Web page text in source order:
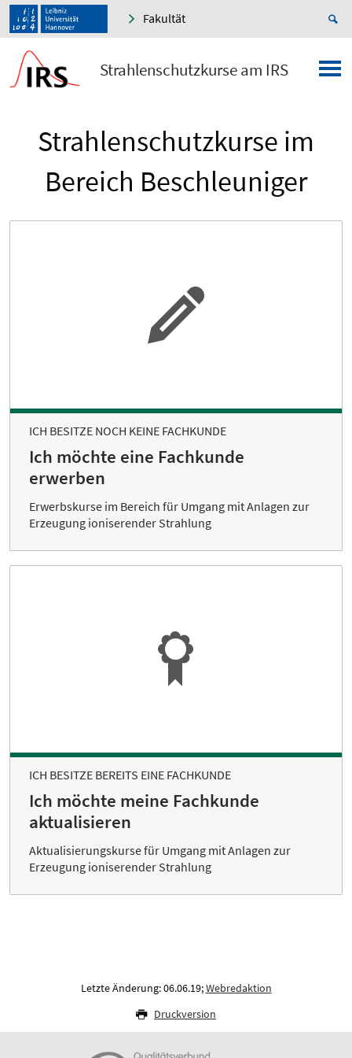
Fakultät
Strahlenschutzkurse am IRS
Strahlenschutzkurse im
Bereich Beschleuniger
ICH BESITZE NOCH KEINE FACHKUNDE
Ich möchte eine Fachkunde
erwerben
Erwerbskurse im Bereich für Umgang mit Anlagen zur
Erzeugung ioniserender Strahlung
ICH BESITZE BEREITS EINE FACHKUNDE
Ich möchte meine Fachkunde
aktualisieren
Aktualisierungskurse für Umgang mit Anlagen zur
Erzeugung ioniserender Strahlung
Letzte Änderung: 06.06.19;Webredaktion
Druckversion